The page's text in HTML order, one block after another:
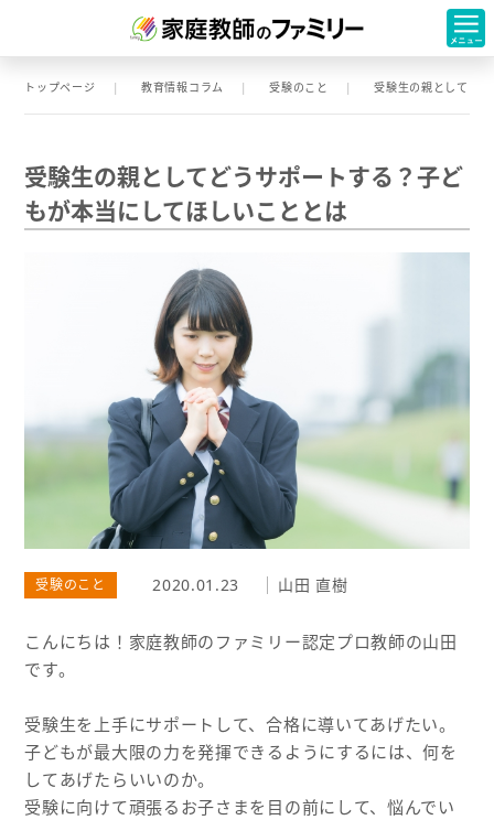
トップページ 教育情報コラム 受験のこと 受験生の親としてど
受験生の親としてどうサポートする？子ど
もが本当にしてほしいこととは
受験のこと 2020.01.23 山田 直樹
こんにちは！家庭教師のファミリー認定プロ教師の山田
です。
受験生を上手にサポートして、合格に導いてあげたい。
子どもが最大限の力を発揮できるようにするには、何を
してあげたらいいのか。
受験に向けて頑張るお子さまを目の前にして、悩んでい